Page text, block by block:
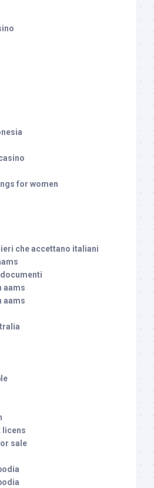
for women
che accettano italiani
aams
aams
licens
sale